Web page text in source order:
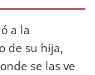
a la
de su hija,
se las ve